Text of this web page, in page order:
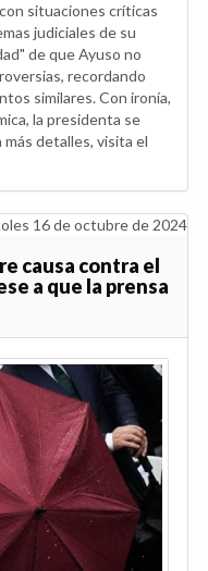
situaciones críticas
judiciales de su
de que Ayuso no
recordando
similares. Con ironía,
la presidenta se
detalles, visita el
16 de octubre de 2024
causa contra el
a que la prensa